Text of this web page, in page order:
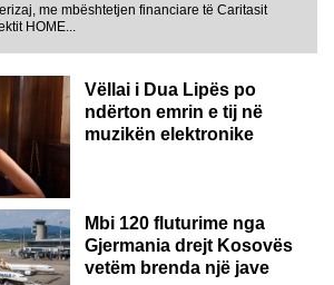
me mbështetjen financiare të Caritasit
HOME...
Vëllai i Dua Lipës po
ndërton emrin e tij në
muzikën elektronike
Mbi 120 fluturime nga
Gjermania drejt Kosovës
vetëm brenda një jave